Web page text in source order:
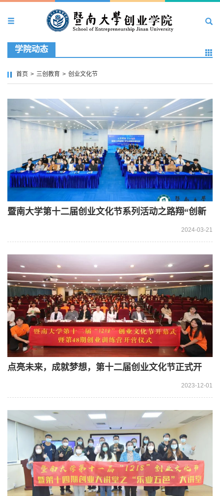
学院动态
首页 > 三创教育 > 创业文化节
暨南大学第十二届创业文化节系列活动之路翔“创新
赋能，梦想起航”大学生创新创业论坛成功举办！2024-03-21
点亮未来，成就梦想，第十二届创业文化节正式开
2023-12-01